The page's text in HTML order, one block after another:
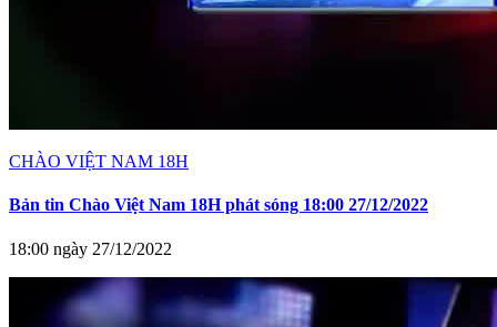
CHÀO VIỆT NAM 18H
Bản tin Chào Việt Nam 18H phát sóng 18:00 27/12/2022
18:00 ngày 27/12/2022